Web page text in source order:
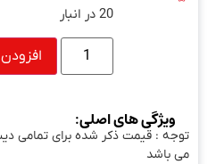
20 در انبار
ویژگی های اصلی:
توجه : قیمت ذکر شده برای تمامی
می باشد